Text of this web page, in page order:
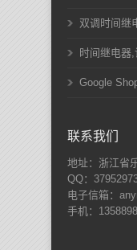
双调时间继
时间继电器
Google
联系我们
地址：浙江省
QQ：
电子信箱：
手机：